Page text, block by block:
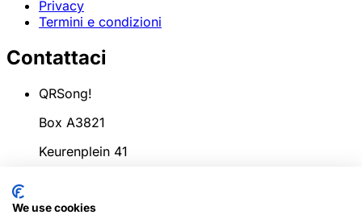
Privacy
Termini e condizioni
Contattaci
QRSong!
Box A3821
Keurenplein 41
Paesi Bassi
We use cookies